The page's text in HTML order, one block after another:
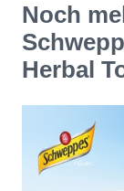
Noch
Herbal